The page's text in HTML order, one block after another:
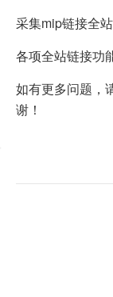
采集mip链接全站
各项全站链接功
如有更多问题，
谢！